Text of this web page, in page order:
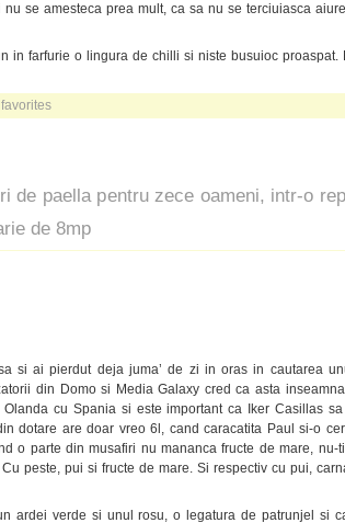
se amesteca prea mult, ca sa nu se terciuiasca
in farfurie o lingura de chilli si niste busuioc proaspat.
favorites
de paella pentru zece oameni, intr-o
de 8mp
si ai pierdut deja juma’ de zi in oras in cautarea
din Domo si Media Galaxy cred ca asta
cu Spania si este important ca Iker Casillas
dotare are doar vreo 6l, cand caracatita Paul si-o
o parte din musafiri nu mananca fructe de mare, nu-
peste, pui si fructe de mare. Si respectiv cu pui,
ardei verde si unul rosu, o legatura de patrunjel si